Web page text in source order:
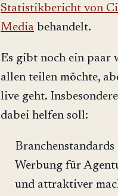
Statistikbericht von
Media behandelt.
Es gibt noch ein paar
allen teilen möchte,
live geht.
dabei helfen soll:
Werbung für
und attraktiver